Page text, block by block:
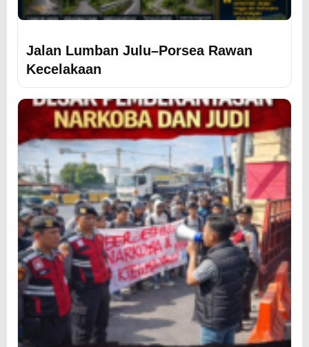
Jalan Lumban Julu–Porsea Rawan
Kecelakaan